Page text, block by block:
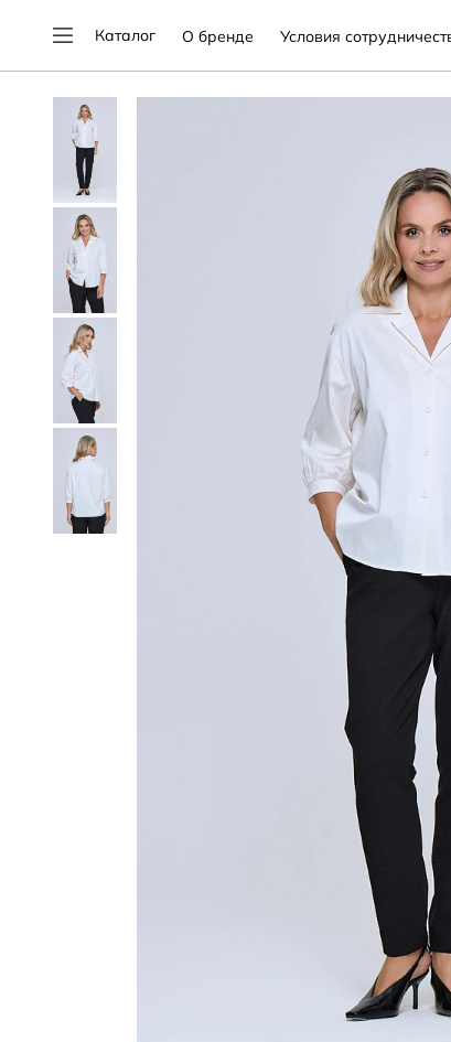
Каталог О бренде Условия